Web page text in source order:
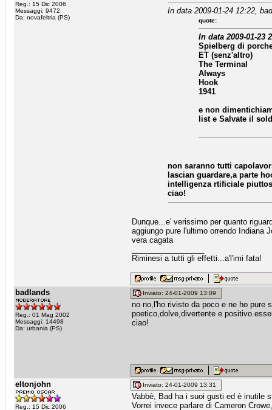
Reg.: 15 Dic 2006
Messaggi: 9472
Da: novafeltria (PS)
In data 2009-01-24 12:22,
quote:
In data 2009-01-23
Spielberg di
ET (senz'altro)
The Terminal
Always
Hook
1941
e non
list e Salvate il
non saranno tutti
lascian guardare,a parte
intelligenza rtificiale
ciao!
Dunque...e' verissimo per quanto
aggiungo pure l'ultimo orrendo Indiana
vera cagata
Riminesi a tutti gli effetti...a'l'imi fata!
badlands
Reg.: 01 Mag 2002
Messaggi: 14498
Da: urbania (PS)
Inviato: 24-01-2009 13:09
no no,l'ho rivisto da poco e ne ho pure
poetico,dolve,divertente e
ciao!
eltonjohn
Reg.: 15 Dic 2006
Inviato: 24-01-2009 13:31
Vabbè, Bad ha i suoi gusti ed è inutile
Vorrei invece parlare di Cameron